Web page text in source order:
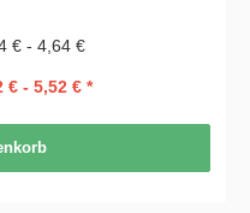
€ - 4,64 €
€ - 5,52 € *